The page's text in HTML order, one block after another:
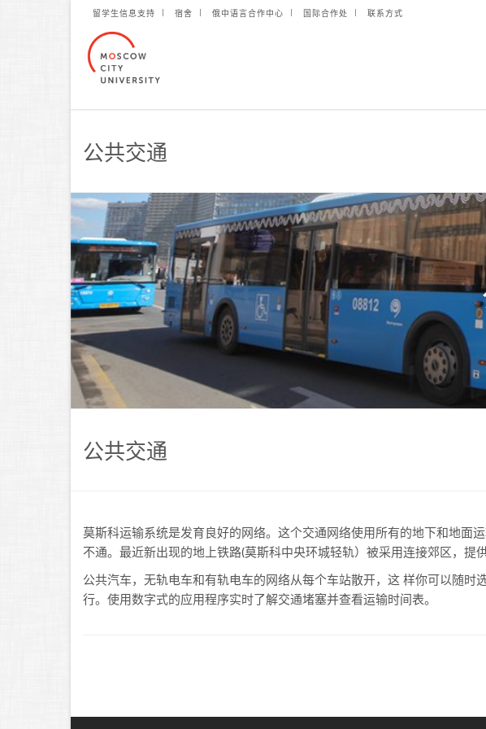
留学生信息支持 宿舍 俄中语言合作中心 国际合作处 联系方式
公共交通
公共交通
莫斯科运输系统是发育良好的网络。这个交通网络使用所有的地下和地面
不通。最近新出现的地上铁路(莫斯科中央环城轻轨）被采用连接郊区，提
公共汽车，无轨电车和有轨电车的网络从每个车站散开，这 样你可以随
行。使用数字式的应用程序实时了解交通堵塞并查看运输时间表。